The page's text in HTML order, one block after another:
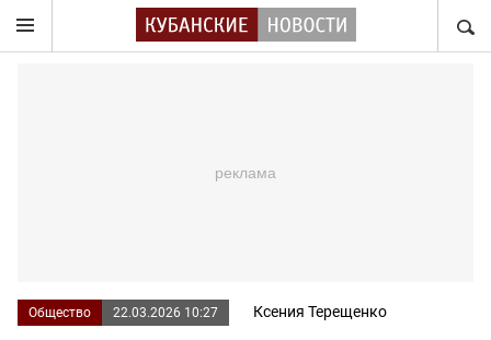
Общество 22.03.2026 10:27 Ксения Терещенко